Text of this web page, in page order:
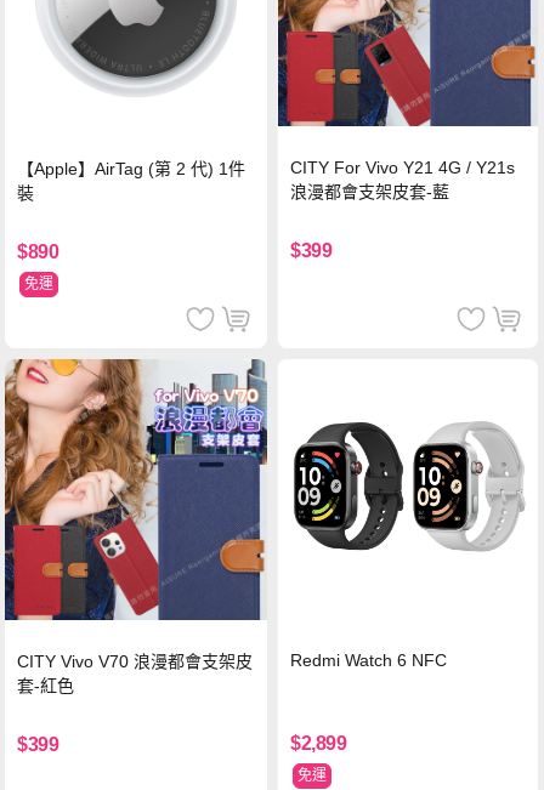
【Apple】AirTag (第 2 代) 1件
裝
$890
免運
CITY For Vivo Y21 4G / Y21s
浪漫都會支架皮套-藍
$399
CITY Vivo V70 浪漫都會支架皮
套-紅色
$399
Redmi Watch 6 NFC
$2,899
免運